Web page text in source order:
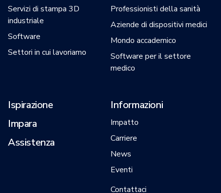
Servizi di stampa 3D
industriale
Software
Settori in cui lavoriamo
Professionisti della sanità
Aziende di dispositivi medici
Mondo accademico
Software per il settore
medico
Ispirazione
Impara
Assistenza
Informazioni
Impatto
Carriere
News
Eventi
Contattaci